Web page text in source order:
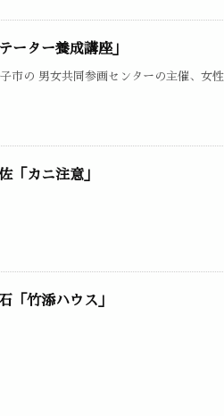
ーター養成講座」
市の 男女共同参画センターの主催、女
「カニ注意」
「竹添ハウス」